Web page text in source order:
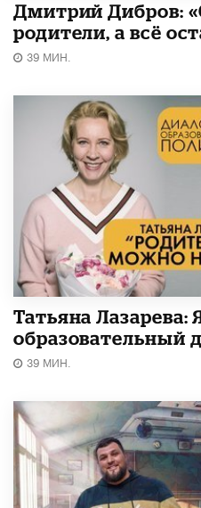
Дмитрий Дибров:
родители, а всё
39 МИН.
Татьяна Лазарева:
образовательный
39 МИН.